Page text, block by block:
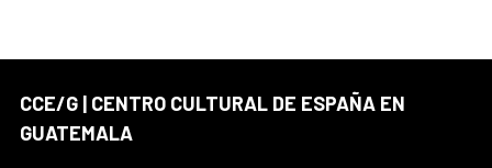
CCE/G | CENTRO CULTURAL DE ESPAÑA EN
GUATEMALA